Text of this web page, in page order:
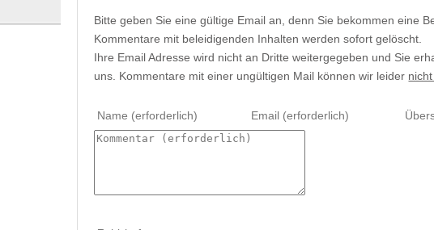
Bitte geben Sie eine gültige Email an, denn Sie bekommen eine
Kommentare mit beleidigenden Inhalten werden sofort gelöscht.
Ihre Email Adresse wird nicht an Dritte weitergegeben und Sie
uns. Kommentare mit einer ungültigen Mail können wir leider